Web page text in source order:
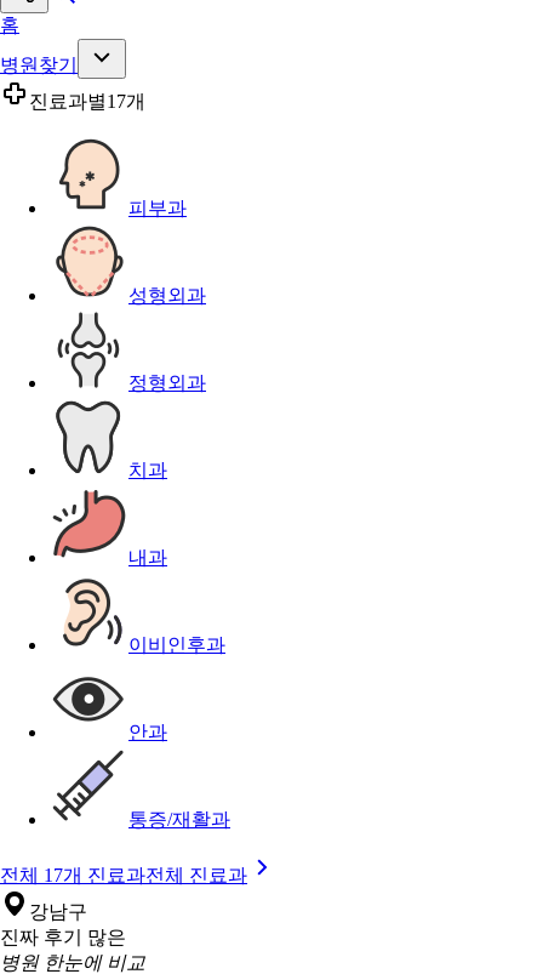
홈
병원찾기
진료과별17개
피부과
성형외과
정형외과
치과
내과
이비인후과
안과
통증/재활과
전체 17개 진료과전체 진료과
강남구
진짜 후기 많은
병원 한눈에 비교